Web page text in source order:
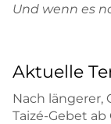
Und wenn es
Aktuelle
Nach längerer,
Taizé-Gebet